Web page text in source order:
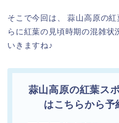
そこで今回は、 蒜山高原の
らに紅葉の見頃時期の混雑状
いきますね♪
蒜山高原の紅葉ス
はこちらから予